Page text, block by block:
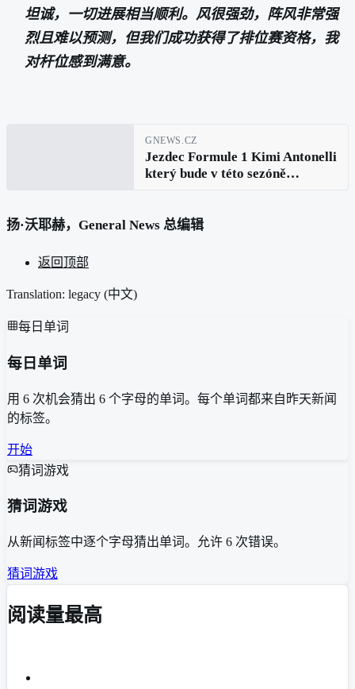
坦诚，一切进展相当顺利。风很强劲，阵风非常强
烈且难以预测，但我们成功获得了排位赛资格，我
对杆位感到满意。
GNEWS.CZ
Jezdec Formule 1 Kimi Antonelli
který bude v této sezóně
správně
扬·沃耶赫，General News 总编辑
返回顶部
Translation: legacy (中文)
每日单词
每日单词
用 6 次机会猜出 6 个字母的单词。每个单词都来自昨天新闻
的标签。
开始
猜词游戏
猜词游戏
从新闻标签中逐个字母猜出单词。允许 6 次错误。
猜词游戏
阅读量最高